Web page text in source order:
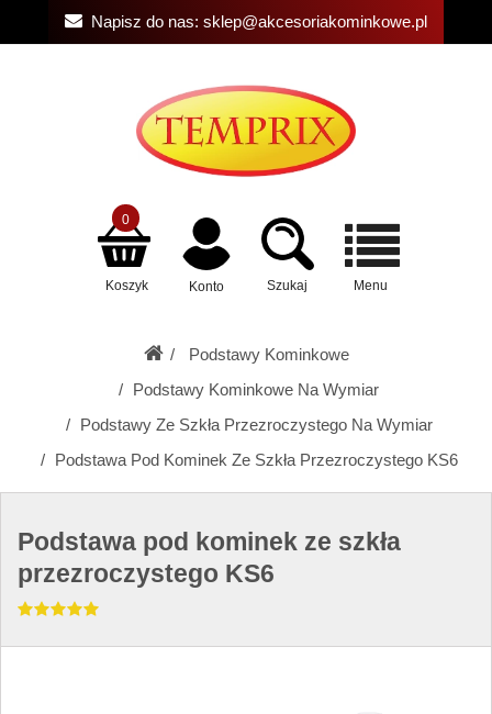
Napisz do nas: sklep@akcesoriakominkowe.pl
Koszyk
0
Konto Szukaj Menu
Podstawy Kominkowe
Podstawy Kominkowe Na Wymiar
Podstawy Ze Szkła Przezroczystego Na Wymiar
Podstawa Pod Kominek Ze Szkła Przezroczystego KS6
Podstawa pod kominek ze szkła
przezroczystego KS6